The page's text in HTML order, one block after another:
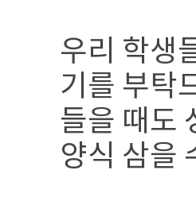
우리 학생
기를 부탁
들을 때도
양식 삼을